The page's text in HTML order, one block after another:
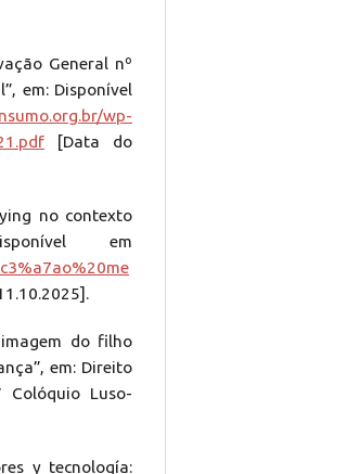
General nº
em: Disponível
wp-
[Data do
no contexto
em
imagem do filho
em: Direito
Luso-
y tecnología: